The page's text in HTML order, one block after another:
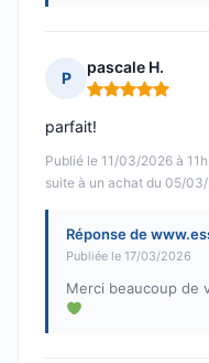
P
pascale H.
Note : 5 sur 5
Publié le 11/03/2026 à
suite à un achat du 05/
parfait!
Réponse de
Publiée le 17/03/2026
Merci beaucoup de